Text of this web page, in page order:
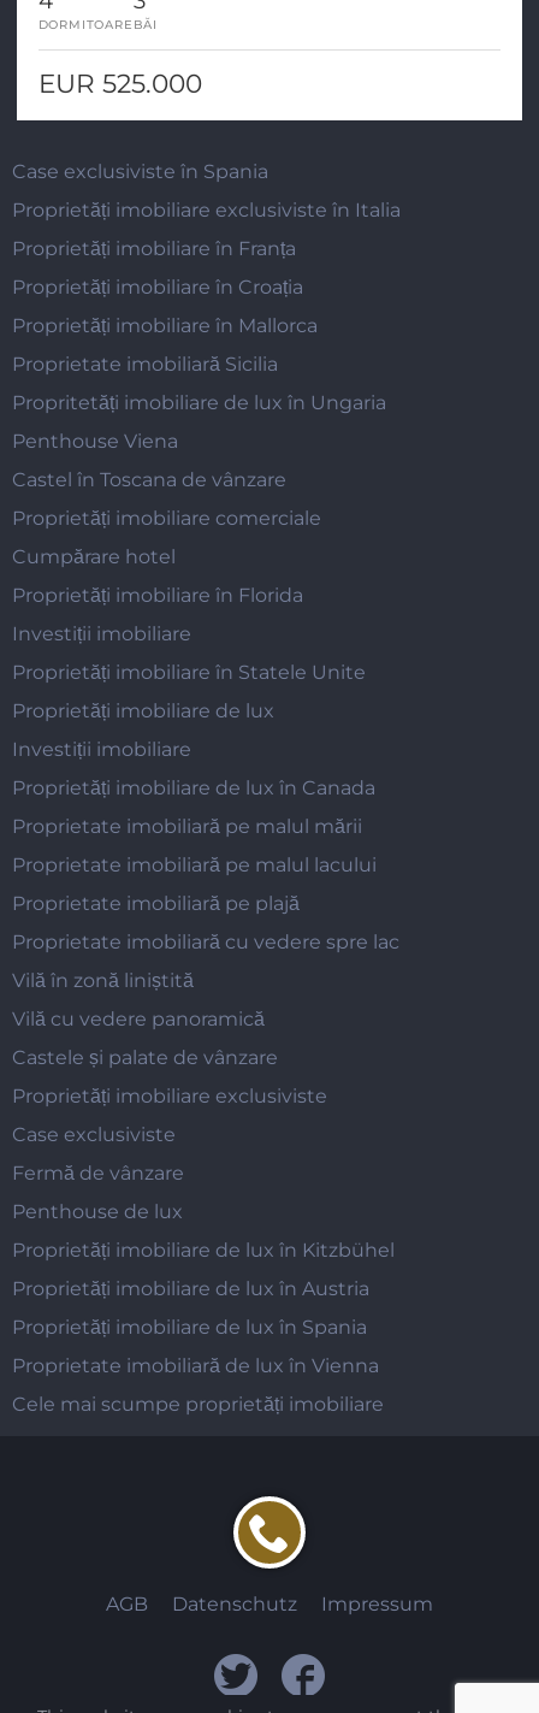
DORMITOARE BĂI
EUR 525.000
Case exclusiviste în Spania
Proprietăți imobiliare exclusiviste în Italia
Proprietăți imobiliare în Franța
Proprietăți imobiliare în Croația
Proprietăți imobiliare în Mallorca
Proprietate imobiliară Sicilia
Propritetăți imobiliare de lux în Ungaria
Penthouse Viena
Castel în Toscana de vânzare
Proprietăți imobiliare comerciale
Cumpărare hotel
Proprietăți imobiliare în Florida
Investiții imobiliare
Proprietăți imobiliare în Statele Unite
Proprietăți imobiliare de lux
Investiții imobiliare
Proprietăți imobiliare de lux în Canada
Proprietate imobiliară pe malul mării
Proprietate imobiliară pe malul lacului
Proprietate imobiliară pe plajă
Proprietate imobiliară cu vedere spre lac
Vilă în zonă liniștită
Vilă cu vedere panoramică
Castele și palate de vânzare
Proprietăți imobiliare exclusiviste
Case exclusiviste
Fermă de vânzare
Penthouse de lux
Proprietăți imobiliare de lux în Kitzbühel
Proprietăți imobiliare de lux în Austria
Proprietăți imobiliare de lux în Spania
Proprietate imobiliară de lux în Vienna
Cele mai scumpe proprietăți imobiliare
AGB Datenschutz Impressum